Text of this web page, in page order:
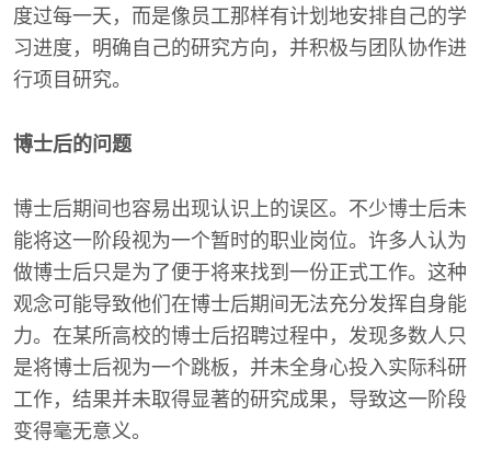
度过每一天，而是像员工那样有计划地安排自己的学
习进度，明确自己的研究方向，并积极与团队协作进
行项目研究。
博士后的问题
博士后期间也容易出现认识上的误区。不少博士后未
能将这一阶段视为一个暂时的职业岗位。许多人认为
做博士后只是为了便于将来找到一份正式工作。这种
观念可能导致他们在博士后期间无法充分发挥自身能
力。在某所高校的博士后招聘过程中，发现多数人只
是将博士后视为一个跳板，并未全身心投入实际科研
工作，结果并未取得显著的研究成果，导致这一阶段
变得毫无意义。